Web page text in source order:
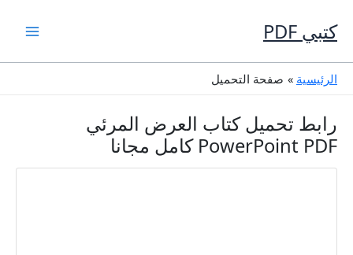
إلى
المحتوى
كتبي PDF
الرئيسية صفحة التحميل
رابط تحميل كتاب العرض المرئي
PowerPoint PDF كامل مجانا